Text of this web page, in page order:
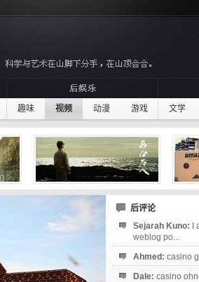
趣味 视频 动漫 游戏 文学
后评论
Sejarah Kuno:
weblog po...
Ahmed: casino
Dale: casino